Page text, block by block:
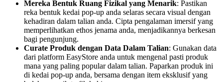
Mereka Bentuk Ruang Fizikal yang Menarik: Pastikan
reka bentuk kedai pop-up anda selaras secara visual dengan
kehadiran dalam talian anda. Cipta pengalaman imersif yang
memperlihatkan ethos jenama anda, menjadikannya berkesan
bagi pengunjung.
Curate Produk dengan Data Dalam Talian: Gunakan data
dari platform EasyStore anda untuk mengenal pasti produk
mana yang paling popular dalam talian. Paparkan produk ini
di kedai pop-up anda, bersama dengan item eksklusif yang